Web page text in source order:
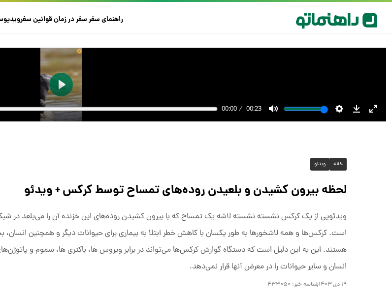
راهنمای سفرسفر در زمانقوانین سفرویدیو
خانه ویدئو
لحظه بیرون کشیدن و بلعیدن روده‌های تمساح توسط کرکس + ویدئو
ویدئویی از یک کرکس نشسته نشسته لاشه یک تمساح که با بیرون کشیدن روده‌های این خزنده آن را می‌بلعد در
است. کرکس‌ها و همه لاشخور‌ها به طور یکسان با کاهش خطر ابتلا به بیماری برای حیوانات دیگر و همچنین
هستند. این به این دلیل است که دستگاه گوارش کرکس‌ها می‌تواند در برابر ویروس ها، باکتری ها، سموم و
انسان و سایر حیوانات را در معرض آنها قرار نمی‌دهد.
۱۹ دی ۱۴۰۳ شناسه خبر: ۴۳۳۰۵۰